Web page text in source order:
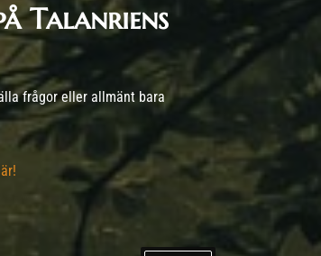
Talanriens
frågor eller allmänt bara